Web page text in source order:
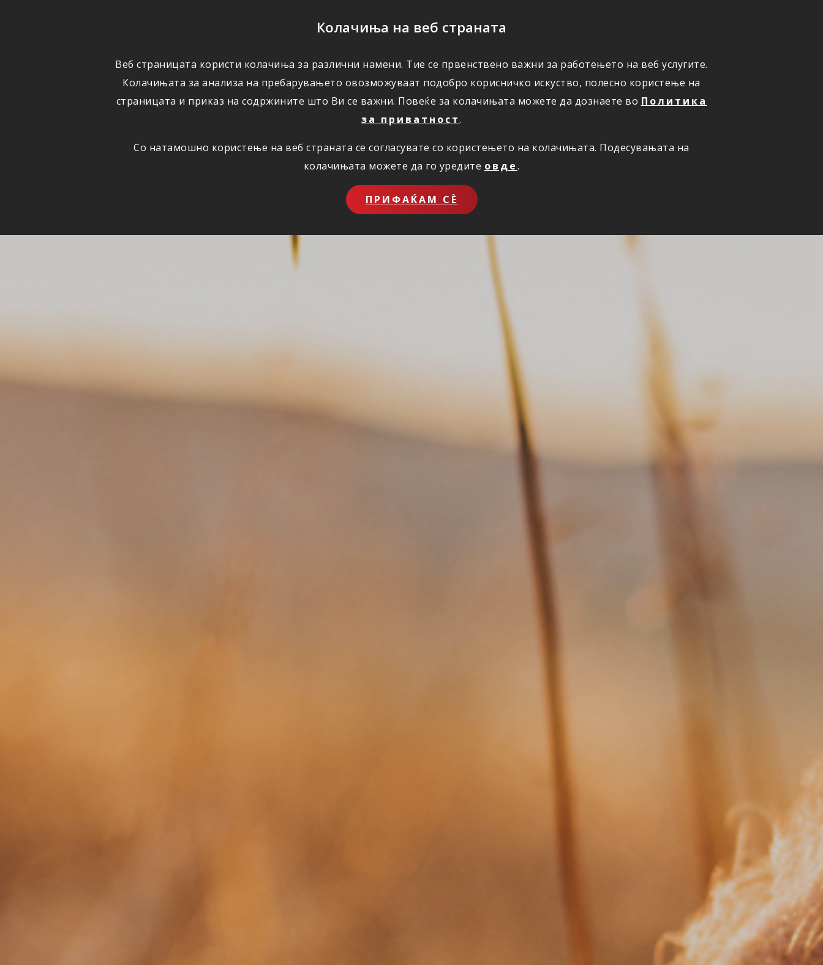
Колачиња на веб страната
Веб страницата користи колачиња за различни намени. Тие се првенствено важни за работењето на веб услугите.
Колачињата за анализа на пребарувањето овозможуваат подобро корисничко искуство, полесно користење на
страницата и приказ на содржините што Ви се важни. Повеќе за колачињата можете да дознаете во Политика
за приватност.
Со натамошно користење на веб страната се согласувате со користењето на колачињата. Подесувањата на
колачињата можете да го уредите овде.
ПРИФАЌАМ СЀ
ОСИГУРУВАЊЕ ШТЕТИ ПОВОЛНОСТИ КОРИСНО ЗА НАС ОНЛАЈН ПРИЈАВИ ШТЕТА